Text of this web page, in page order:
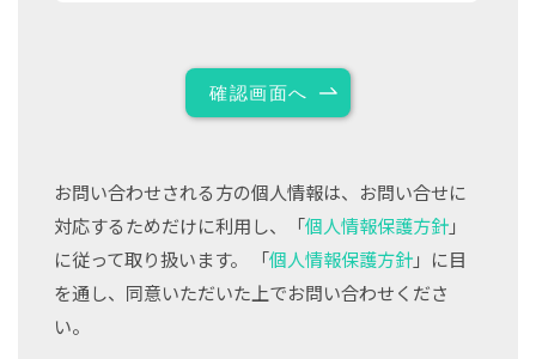
お問い合わせされる方の個人情報は、お問い合せに
対応するためだけに利用し、「個人情報保護方針」
に従って取り扱います。 「個人情報保護方針」に目
を通し、同意いただいた上でお問い合わせくださ
い。